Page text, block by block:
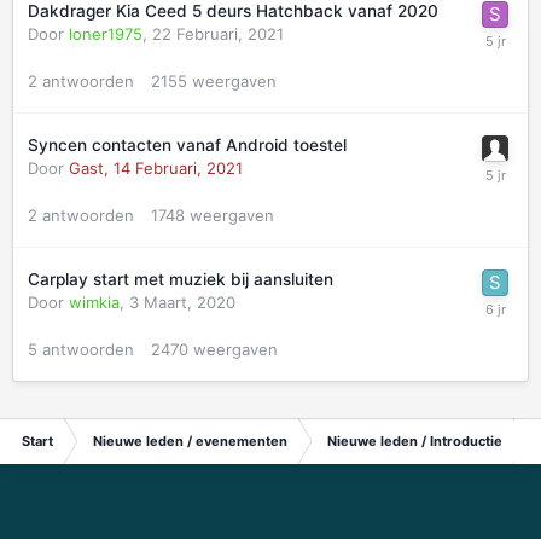
Dakdrager Kia Ceed 5 deurs Hatchback vanaf 2020
Door loner1975, 22 Februari, 2021
2 antwoorden 2155 weergaven
Syncen contacten vanaf Android toestel
Door Gast, 14 Februari, 2021
2 antwoorden 1748 weergaven
Carplay start met muziek bij aansluiten
Door wimkia, 3 Maart, 2020
5 antwoorden 2470 weergaven
Start Nieuwe leden / evenementen Nieuwe leden / Introductie